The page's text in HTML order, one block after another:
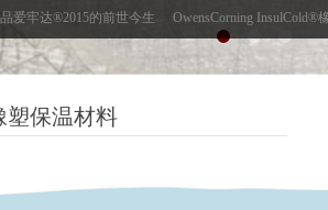
达®2015的前世今生 OwensCorning InsulCold®橡塑
塑保温材料